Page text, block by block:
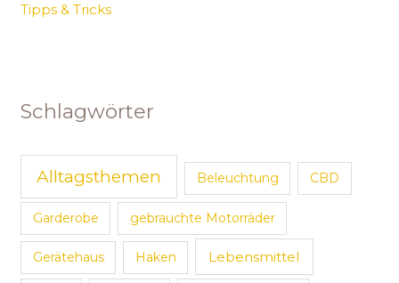
Tipps & Tricks
Schlagwörter
Alltagsthemen Beleuchtung CBD
Garderobe gebrauchte Motorräder
Gerätehaus Haken Lebensmittel